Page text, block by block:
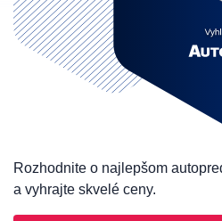
Rozhodnite o najlepšom
a vyhrajte skvelé ceny.